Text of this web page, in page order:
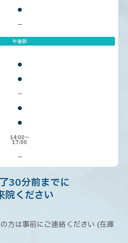
●
ー
午後診
●
●
ー
●
●
14:00～
17:00
ー
30分前までに
院ください
方は事前にご連絡ください (在庫